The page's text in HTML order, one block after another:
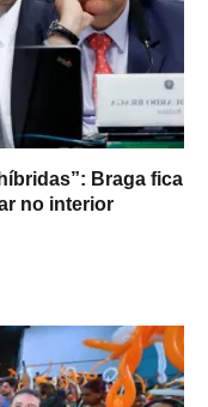
Braga fica
no interior